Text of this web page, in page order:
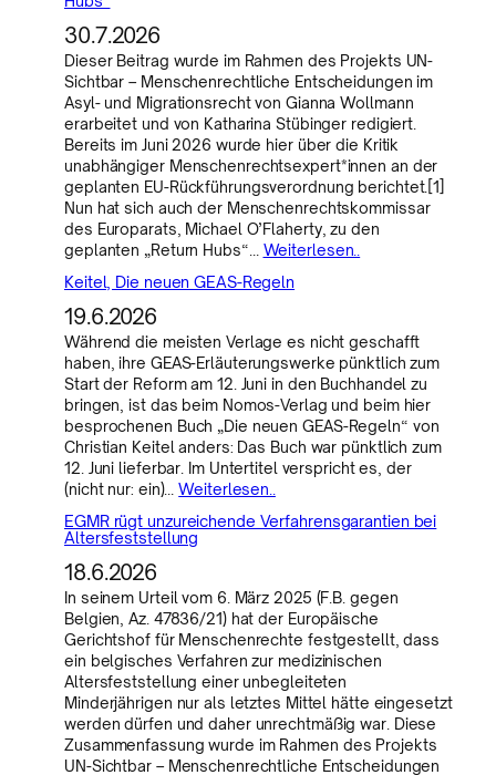
30.7.2026
Dieser Beitrag wurde im Rahmen des Projekts UN-
Sichtbar – Menschenrechtliche Entscheidungen im
Asyl- und Migrationsrecht von Gianna Wollmann
erarbeitet und von Katharina Stübinger redigiert.
Bereits im Juni 2026 wurde hier über die Kritik
unabhängiger Menschenrechtsexpert*innen an der
geplanten EU-Rückführungsverordnung berichtet.[1]
Nun hat sich auch der Menschenrechtskommissar
des Europarats, Michael O’Flaherty, zu den
geplanten „Return Hubs“… Weiterlesen..
Keitel, Die neuen GEAS-Regeln
19.6.2026
Während die meisten Verlage es nicht geschafft
haben, ihre GEAS-Erläuterungswerke pünktlich zum
Start der Reform am 12. Juni in den Buchhandel zu
bringen, ist das beim Nomos-Verlag und beim hier
besprochenen Buch „Die neuen GEAS-Regeln“ von
Christian Keitel anders: Das Buch war pünktlich zum
12. Juni lieferbar. Im Untertitel verspricht es, der
(nicht nur: ein)…Weiterlesen..
EGMR rügt unzureichende Verfahrensgarantien bei
Altersfeststellung
18.6.2026
In seinem Urteil vom 6. März 2025 (F.B. gegen
Belgien, Az. 47836/21) hat der Europäische
Gerichtshof für Menschenrechte festgestellt, dass
ein belgisches Verfahren zur medizinischen
Altersfeststellung einer unbegleiteten
Minderjährigen nur als letztes Mittel hätte eingesetzt
werden dürfen und daher unrechtmäßig war. Diese
Zusammenfassung wurde im Rahmen des Projekts
UN-Sichtbar – Menschenrechtliche Entscheidungen